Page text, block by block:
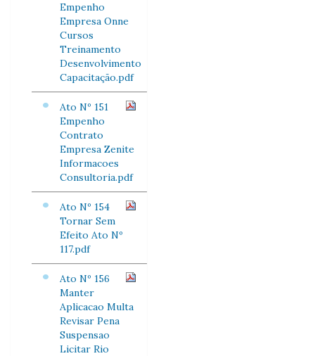
Empenho
Empresa Onne
Cursos
Treinamento
Desenvolvimento
Capacitação.pdf
Ato Nº 151
Empenho
Contrato
Empresa Zenite
Informacoes
Consultoria.pdf
Ato Nº 154
Tornar Sem
Efeito Ato Nº
117.pdf
Ato Nº 156
Manter
Aplicacao Multa
Revisar Pena
Suspensao
Licitar Rio